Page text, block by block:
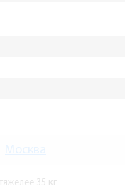
35 кг